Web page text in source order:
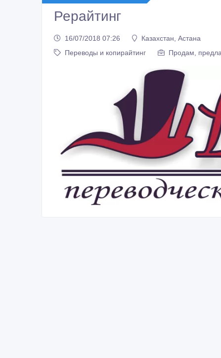
Рерайтинг
16/07/2018 07:26
Казахстан, Астана
Переводы и копирайтинг
Продам,